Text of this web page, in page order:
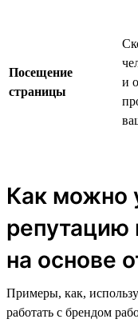
Посещение
страницы
и
Как можно
репутацию
на основе
Примеры, как,
работать с брендом